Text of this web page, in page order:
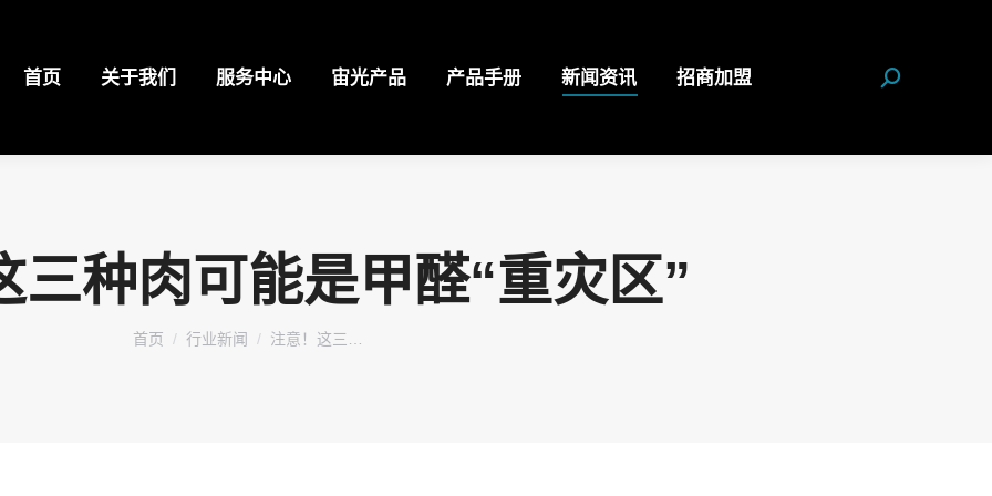
首页 关于我们 服务中心 宙光产品 产品手册 新闻资讯 招商加盟 Search:
三种肉可能是甲醛“重灾区”
您在这里：
首页 行业新闻 注意！这三…